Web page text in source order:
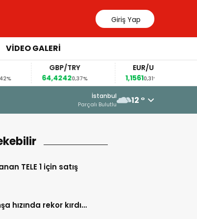
Giriş Yap
VİDEO GALERİ
64,4242
0,37%
16 Haziran 2026 - 23:33
“DEVLET AKLI” ALDATMACASI
İstanbul
Parçalı Bulutlu 12 °
TELE 1 için satış
hızında rekor kırdı…